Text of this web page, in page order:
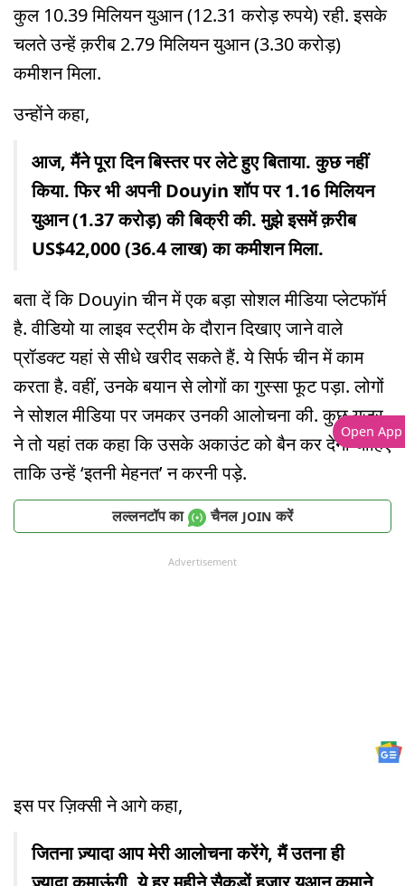
कुल 10.39 मिलियन युआन (12.31 करोड़ रुपये) रही. इसके
चलते उन्हें क़रीब 2.79 मिलियन युआन (3.30 करोड़)
कमीशन मिला.
उन्होंने कहा,
आज, मैंने पूरा दिन बिस्तर पर लेटे हुए बिताया. कुछ नहीं
किया. फिर भी अपनी Douyin शॉप पर 1.16 मिलियन
युआन (1.37 करोड़) की बिक्री की. मुझे इसमें क़रीब
US$42,000 (36.4 लाख) का कमीशन मिला.
बता दें कि Douyin चीन में एक बड़ा सोशल मीडिया प्लेटफॉर्म
है. वीडियो या लाइव स्ट्रीम के दौरान दिखाए जाने वाले
प्रॉडक्ट यहां से सीधे खरीद सकते हैं. ये सिर्फ चीन में काम
करता है. वहीं, उनके बयान से लोगों का गुस्सा फूट पड़ा. लोगों
ने सोशल मीडिया पर जमकर उनकी आलोचना की. कुछ यूज़र
ने तो यहां तक कहा कि उसके अकाउंट को बैन कर देना चाहिए
ताकि उन्हें ‘इतनी मेहनत’ न करनी पड़े.
लल्लनटॉप का चैनल JOIN करें
Advertisement
इस पर ज़िक्सी ने आगे कहा,
जितना ज़्यादा आप मेरी आलोचना करेंगे, मैं उतना ही
Open App